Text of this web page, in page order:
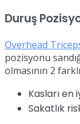
Duruş
Overhead
pozisyonu
olmasının 2
Kasları en
Sakatlık